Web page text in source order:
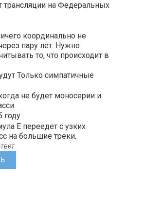
трансляции на Федеральных
координально не
пару лет. Нужно
то, что происходит в
Только симпатичные
не будет моносерии и
году
Е переедет с узких
на большие треки.